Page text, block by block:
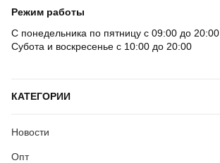
Режим работы
С понедельника по пятницу с 09:00 до 20:00
Субота и воскресенье с 10:00 до 20:00
КАТЕГОРИИ
Новости
Опт